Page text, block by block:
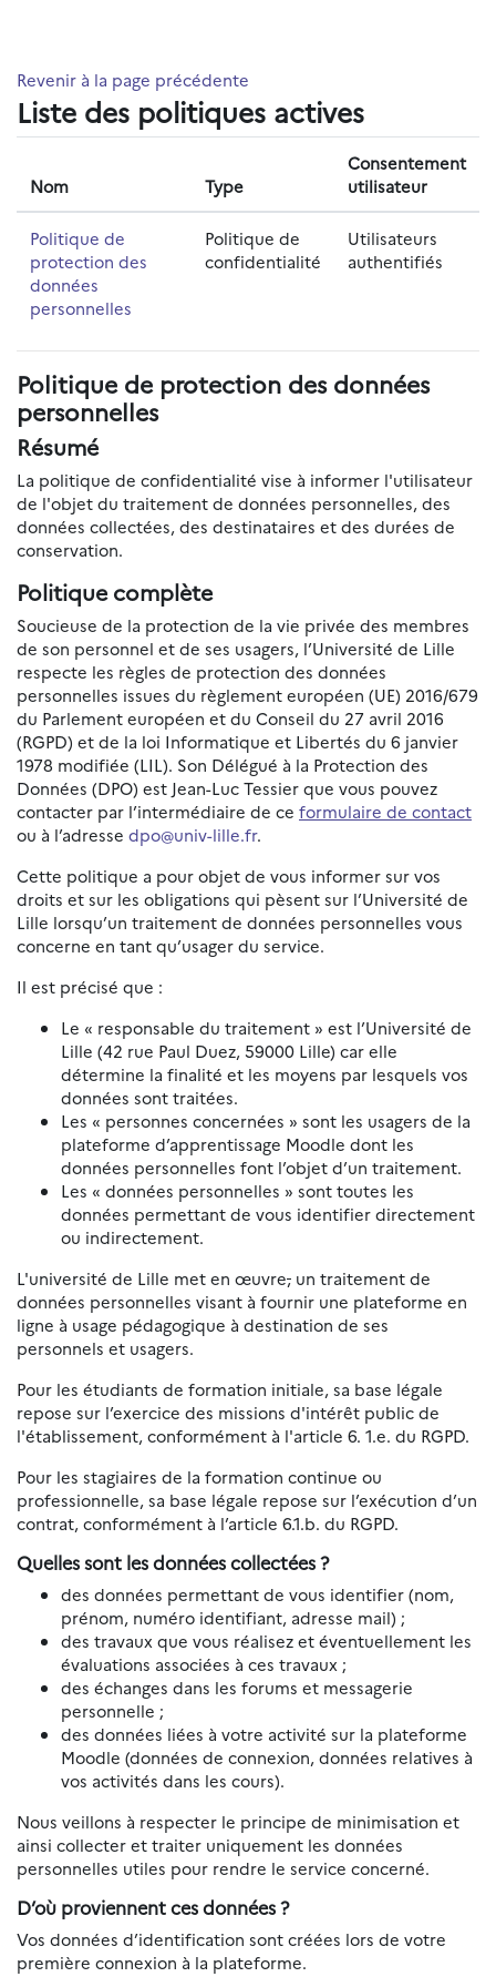
Revenir à la page précédente
Liste des politiques actives
Nom Type
Consentement
utilisateur
Politique de
protection des
données
personnelles
Politique de
confidentialité
Utilisateurs
authentifiés
Politique de protection des données
personnelles
Résumé
La politique de confidentialité vise à informer l'utilisateur
de l'objet du traitement de données personnelles, des
données collectées, des destinataires et des durées de
conservation.
Politique complète
Soucieuse de la protection de la vie privée des membres
de son personnel et de ses usagers, l’Université de Lille
respecte les règles de protection des données
personnelles issues du règlement européen (UE) 2016/679
du Parlement européen et du Conseil du 27 avril 2016
(RGPD) et de la loi Informatique et Libertés du 6 janvier
1978 modifiée (LIL). Son Délégué à la Protection des
Données (DPO) est Jean-Luc Tessier que vous pouvez
contacter par l’intermédiaire de ce formulaire de contact
ou à l’adresse dpo@univ-lille.fr.
Cette politique a pour objet de vous informer sur vos
droits et sur les obligations qui pèsent sur l’Université de
Lille lorsqu’un traitement de données personnelles vous
concerne en tant qu’usager du service.
Il est précisé que :
Le « responsable du traitement » est l’Université de
Lille (42 rue Paul Duez, 59000 Lille) car elle
détermine la finalité et les moyens par lesquels vos
données sont traitées.
Les « personnes concernées » sont les usagers de la
plateforme d’apprentissage Moodle dont les
données personnelles font l’objet d’un traitement.
Les « données personnelles » sont toutes les
données permettant de vous identifier directement
ou indirectement.
L'université de Lille met en œuvre, un traitement de
données personnelles visant à fournir une plateforme en
ligne à usage pédagogique à destination de ses
personnels et usagers.
Pour les étudiants de formation initiale, sa base légale
repose sur l’exercice des missions d'intérêt public de
l'établissement, conformément à l'article 6. 1.e. du RGPD.
Pour les stagiaires de la formation continue ou
professionnelle, sa base légale repose sur l’exécution d’un
contrat, conformément à l’article 6.1.b. du RGPD.
Quelles sont les données collectées ?
des données permettant de vous identifier (nom,
prénom, numéro identifiant, adresse mail) ;
des travaux que vous réalisez et éventuellement les
évaluations associées à ces travaux ;
des échanges dans les forums et messagerie
personnelle ;
des données liées à votre activité sur la plateforme
Moodle (données de connexion, données relatives à
vos activités dans les cours).
Nous veillons à respecter le principe de minimisation et
ainsi collecter et traiter uniquement les données
personnelles utiles pour rendre le service concerné.
D’où proviennent ces données ?
Vos données d’identification sont créées lors de votre
première connexion à la plateforme.